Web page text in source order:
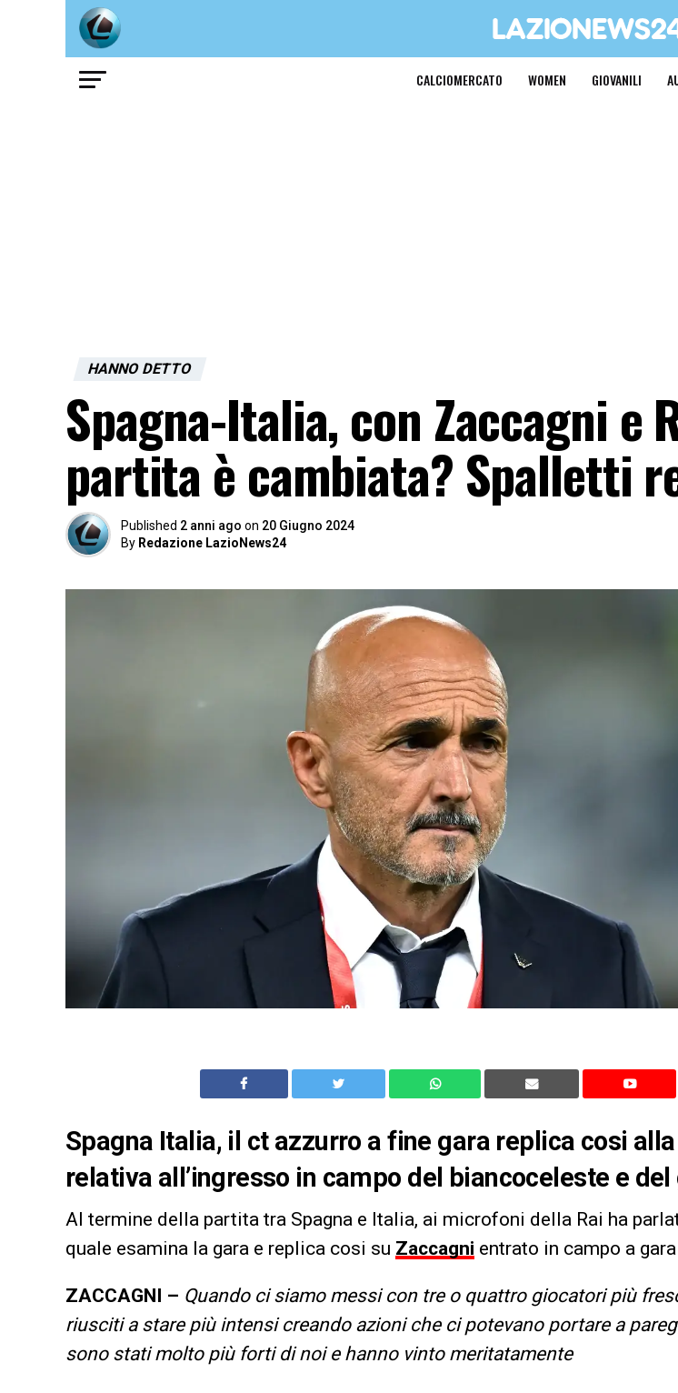
CALCIOMERCATO WOMEN GIOVANILI
HANNO DETTO
Spagna-Italia, con Zaccagni e
partita è cambiata? Spalletti
Published 2 anni ago on 20 Giugno 2024
By Redazione LazioNews24
Spagna Italia, il ct azzurro a fine gara replica cosi
relativa all’ingresso in campo del biancoceleste e del
Al termine della partita tra Spagna e Italia, ai microfoni della Rai ha
quale esamina la gara e replica cosi su Zaccagni entrato in campo a
ZACCAGNI – Quando ci siamo messi con tre o quattro giocatori più
riusciti a stare più intensi creando azioni che ci potevano portare a
sono stati molto più forti di noi e hanno vinto meritatamente